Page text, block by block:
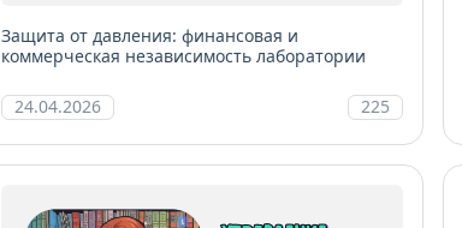
Защита от давления: финансовая и
коммерческая независимость лаборатории
24.04.2026 225